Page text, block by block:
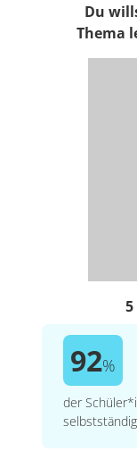
Du
Thema
92%
der